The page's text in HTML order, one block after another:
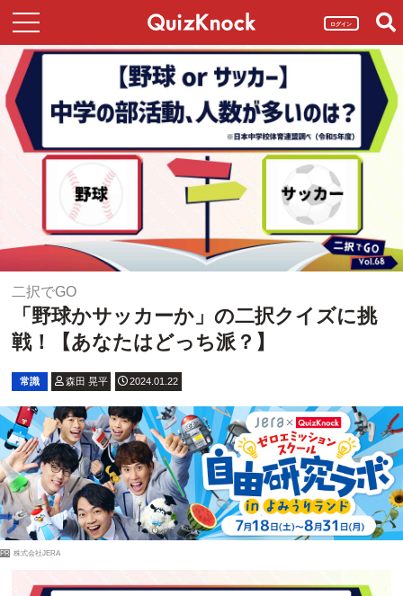
ログイン
二択でGO
「野球かサッカーか」の二択クイズに挑
戦！【あなたはどっち派？】
常識 森田 晃平 2024.01.22
PR 株式会社JERA